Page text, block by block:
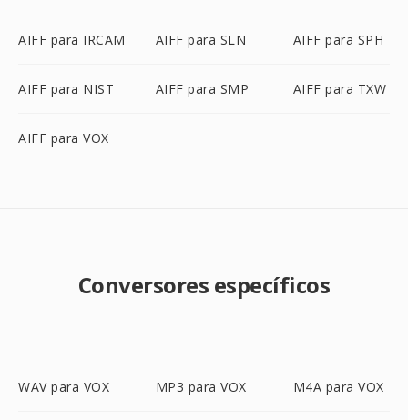
AIFF para IRCAM AIFF para SLN AIFF para SPH
AIFF para NIST AIFF para SMP AIFF para TXW
AIFF para VOX
Conversores específicos
WAV para VOX MP3 para VOX M4A para VOX